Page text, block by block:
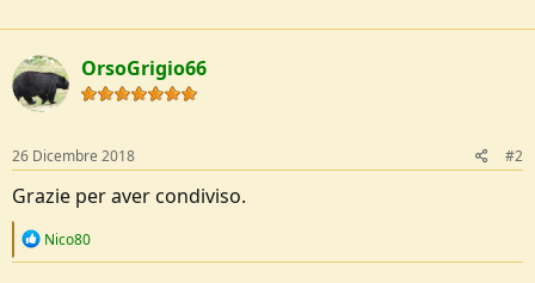
c
t
i
o
n
:
OrsoGrigio66
26 Dicembre 2018 #2
Grazie per aver condiviso.
R
Nico80